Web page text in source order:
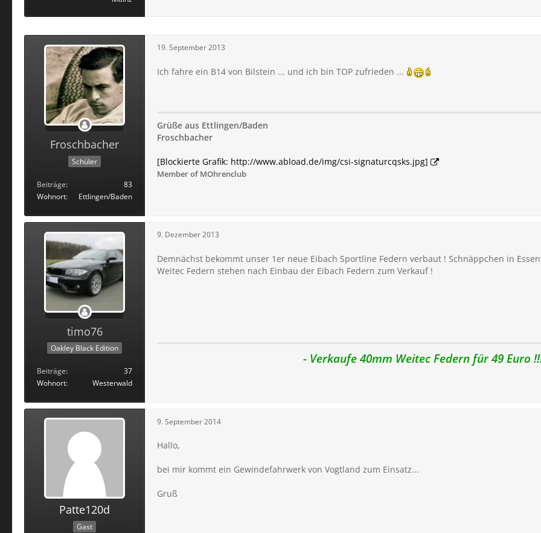
Froschbacher
Schüler
Beiträge
83
Wohnort
Ettlingen/Baden
19. September 2013
Ich fahre ein B14 von Bilstein ... und ich bin TOP zufrieden ...
Grüße aus Ettlingen/Baden
Froschbacher
[Blockierte Grafik: http://www.abload.de/img/csi-signaturcqsks.jpg]
Member of MOhrenclub
timo76
Oakley Black Edition
Beiträge
37
Wohnort
Westerwald
9. Dezember 2013
Demnächst bekommt unser 1er neue Eibach Sportline Federn verbaut ! Schnäppchen in
Weitec Federn stehen nach Einbau der Eibach Federn zum Verkauf !
- Verkaufe 40mm Weitec Federn für 49 Euro
Patte120d
Gast
9. September 2014
Hallo,
bei mir kommt ein Gewindefahrwerk von Vogtland zum Einsatz...
Gruß